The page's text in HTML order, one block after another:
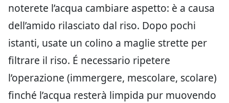
noterete l’acqua cambiare aspetto: è a causa
dell’amido rilasciato dal riso. Dopo pochi
istanti, usate un colino a maglie strette per
filtrare il riso. É necessario ripetere
l’operazione (immergere, mescolare, scolare)
finché l’acqua resterà limpida pur muovendo